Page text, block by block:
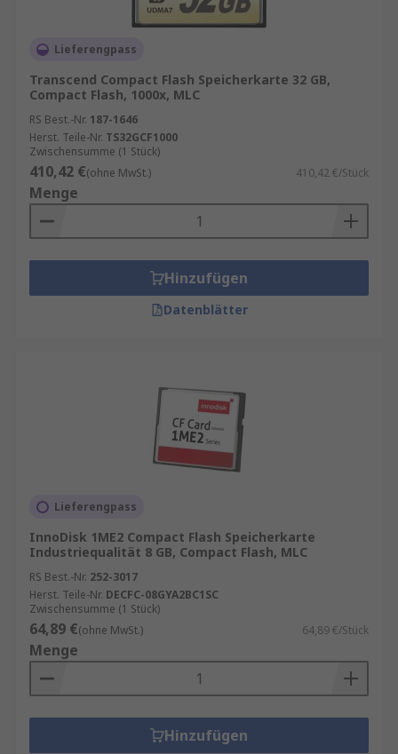
Lieferengpass
Transcend Compact Flash Speicherkarte 32 GB,
Compact Flash, 1000x, MLC
RS Best.-Nr. 187-1646
Herst. Teile-Nr. TS32GCF1000
Zwischensumme (1 Stück)
410,42 €(ohne MwSt.) 410,42 €/Stück
Menge
Hinzufügen
Datenblätter
Lieferengpass
InnoDisk 1ME2 Compact Flash Speicherkarte
Industriequalität 8 GB, Compact Flash, MLC
RS Best.-Nr. 252-3017
Herst. Teile-Nr. DECFC-08GYA2BC1SC
Zwischensumme (1 Stück)
64,89 €(ohne MwSt.) 64,89 €/Stück
Menge
Hinzufügen